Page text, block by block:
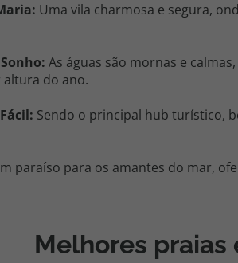
Uma vila charmosa e segura,
As águas são mornas e
do ano.
Sendo o principal hub turístico,
paraíso para os amantes do mar,
Melhores praias